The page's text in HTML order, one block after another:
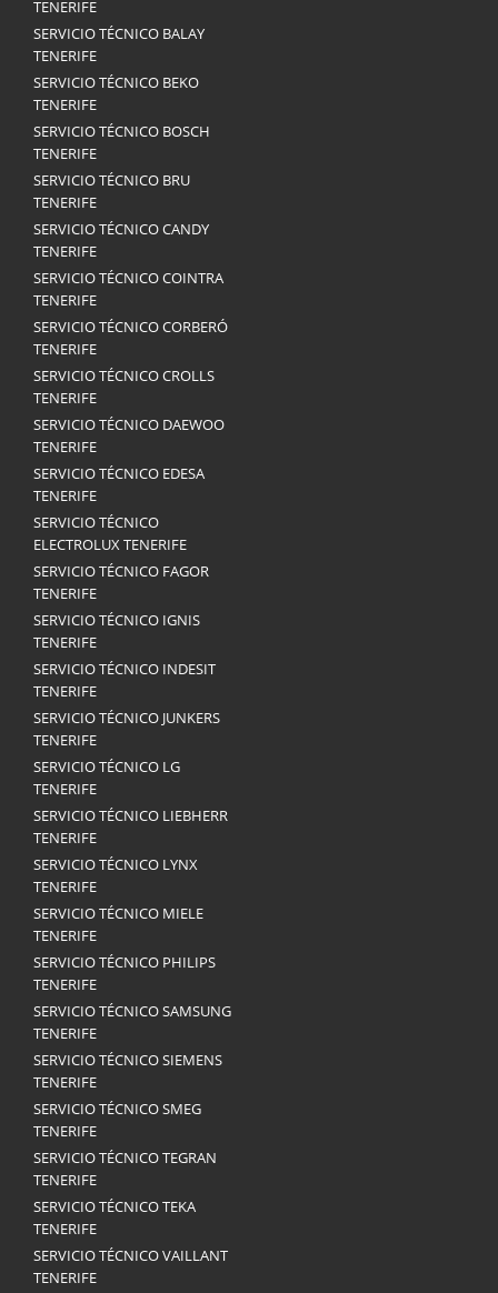
TENERIFE
SERVICIO TÉCNICO BALAY
TENERIFE
SERVICIO TÉCNICO BEKO
TENERIFE
SERVICIO TÉCNICO BOSCH
TENERIFE
SERVICIO TÉCNICO BRU
TENERIFE
SERVICIO TÉCNICO CANDY
TENERIFE
SERVICIO TÉCNICO COINTRA
TENERIFE
SERVICIO TÉCNICO CORBERÓ
TENERIFE
SERVICIO TÉCNICO CROLLS
TENERIFE
SERVICIO TÉCNICO DAEWOO
TENERIFE
SERVICIO TÉCNICO EDESA
TENERIFE
SERVICIO TÉCNICO
ELECTROLUX TENERIFE
SERVICIO TÉCNICO FAGOR
TENERIFE
SERVICIO TÉCNICO IGNIS
TENERIFE
SERVICIO TÉCNICO INDESIT
TENERIFE
SERVICIO TÉCNICO JUNKERS
TENERIFE
SERVICIO TÉCNICO LG
TENERIFE
SERVICIO TÉCNICO LIEBHERR
TENERIFE
SERVICIO TÉCNICO LYNX
TENERIFE
SERVICIO TÉCNICO MIELE
TENERIFE
SERVICIO TÉCNICO PHILIPS
TENERIFE
SERVICIO TÉCNICO SAMSUNG
TENERIFE
SERVICIO TÉCNICO SIEMENS
TENERIFE
SERVICIO TÉCNICO SMEG
TENERIFE
SERVICIO TÉCNICO TEGRAN
TENERIFE
SERVICIO TÉCNICO TEKA
TENERIFE
SERVICIO TÉCNICO VAILLANT
TENERIFE